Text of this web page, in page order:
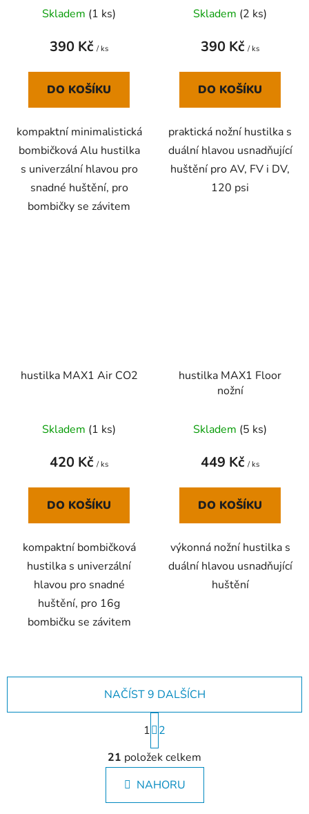
Skladem (1 ks)
390 Kč / ks
DO KOŠÍKU
kompaktní minimalistická
bombičková Alu hustilka
s univerzální hlavou pro
snadné huštění, pro
bombičky se závitem
Skladem (2 ks)
390 Kč / ks
DO KOŠÍKU
praktická nožní hustilka s
duální hlavou usnadňující
huštění pro AV, FV i DV,
120 psi
hustilka MAX1 Air CO2
Skladem (1 ks)
420 Kč / ks
DO KOŠÍKU
kompaktní bombičková
hustilka s univerzální
hlavou pro snadné
huštění, pro 16g
bombičku se závitem
hustilka MAX1 Floor
nožní
Skladem (5 ks)
449 Kč / ks
DO KOŠÍKU
výkonná nožní hustilka s
duální hlavou usnadňující
huštění
O
v
l
á
d
NAČÍST 9 DALŠÍCH
S
t
r
á
n
k
1
2
21 položek celkem
NAHORU